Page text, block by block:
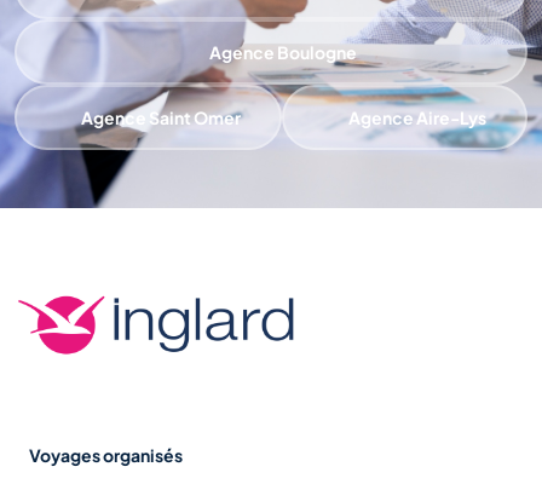
Agence Boulogne
Agence Saint Omer Agence Aire-Lys
Voyages organisés